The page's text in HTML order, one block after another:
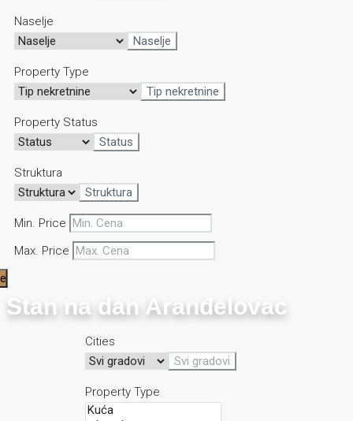
Naselje
Naselje
Property Type
Tip nekretnine
Property Status
Status
Struktura
Struktura
Min. Price
Max. Price
Stan na dan Aranđelovac
Cities
Svi gradovi
Property Type